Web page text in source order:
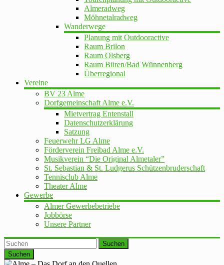
Almeradweg
Möhnetalradweg
Wanderwege
Planung mit Outdooractive
Raum Brilon
Raum Olsberg
Raum Büren/Bad Wünnenberg
Überregional
Vereine
BV 23 Alme
Dorfgemeinschaft Alme e.V.
Mietvertrag Entenstall
Datenschutzerklärung
Satzung
Feuerwehr LG Alme
Förderverein Freibad Alme e.V.
Musikverein “Die Original Almetaler”
St. Sebastian & St. Ludgerus Schützenbruderschaft
Tennisclub Alme
Theater Alme
Gewerbe
Almer Gewerbebetriebe
Jobbörse
Unsere Partner
Suchen